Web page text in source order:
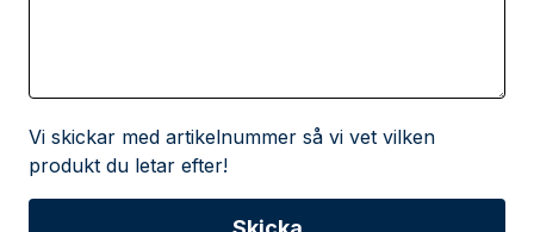
Vi skickar med artikelnummer så vi vet vilken
produkt du letar efter!